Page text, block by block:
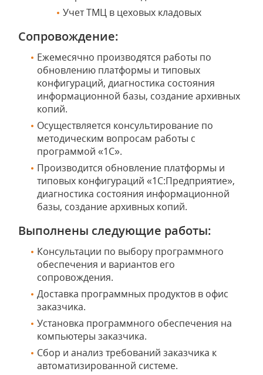
Учет ТМЦ в цеховых кладовых
Сопровождение:
Ежемесячно производятся работы по
обновлению платформы и типовых
конфигураций, диагностика состояния
информационной базы, создание архивных
копий.
Осуществляется консультирование по
методическим вопросам работы с
программой «1С».
Производится обновление платформы и
типовых конфигураций «1С:Предприятие»,
диагностика состояния информационной
базы, создание архивных копий.
Выполнены следующие работы:
Консультации по выбору программного
обеспечения и вариантов его
сопровождения.
Доставка программных продуктов в офис
заказчика.
Установка программного обеспечения на
компьютеры заказчика.
Сбор и анализ требований заказчика к
автоматизированной системе.